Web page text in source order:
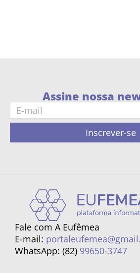
Assine nossa
Inscrever-se
Fale com A Eufêmea
E-mail:
WhatsApp: (82) 99650-3747